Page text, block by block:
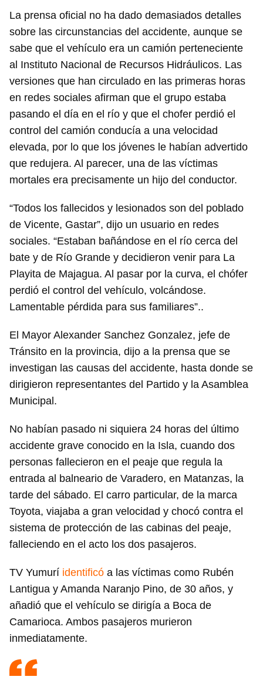
La prensa oficial no ha dado demasiados detalles
sobre las circunstancias del accidente, aunque se
sabe que el vehículo era un camión perteneciente
al Instituto Nacional de Recursos Hidráulicos. Las
versiones que han circulado en las primeras horas
en redes sociales afirman que el grupo estaba
pasando el día en el río y que el chofer perdió el
control del camión conducía a una velocidad
elevada, por lo que los jóvenes le habían advertido
que redujera. Al parecer, una de las víctimas
mortales era precisamente un hijo del conductor.
“Todos los fallecidos y lesionados son del poblado
de Vicente, Gastar”, dijo un usuario en redes
sociales. “Estaban bañándose en el río cerca del
bate y de Río Grande y decidieron venir para La
Playita de Majagua. Al pasar por la curva, el chófer
perdió el control del vehículo, volcándose.
Lamentable pérdida para sus familiares”..
El Mayor Alexander Sanchez Gonzalez, jefe de
Tránsito en la provincia, dijo a la prensa que se
investigan las causas del accidente, hasta donde se
dirigieron representantes del Partido y la Asamblea
Municipal.
No habían pasado ni siquiera 24 horas del último
accidente grave conocido en la Isla, cuando dos
personas fallecieron en el peaje que regula la
entrada al balneario de Varadero, en Matanzas, la
tarde del sábado. El carro particular, de la marca
Toyota, viajaba a gran velocidad y chocó contra el
sistema de protección de las cabinas del peaje,
falleciendo en el acto los dos pasajeros.
TV Yumurí identificó a las víctimas como Rubén
Lantigua y Amanda Naranjo Pino, de 30 años, y
añadió que el vehículo se dirigía a Boca de
Camarioca. Ambos pasajeros murieron
inmediatamente.